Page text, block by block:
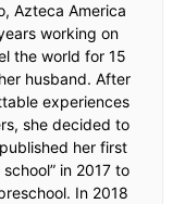
Azteca America
working on
the world for 15
husband. After
experiences
she decided to
her first
in 2017 to
In 2018